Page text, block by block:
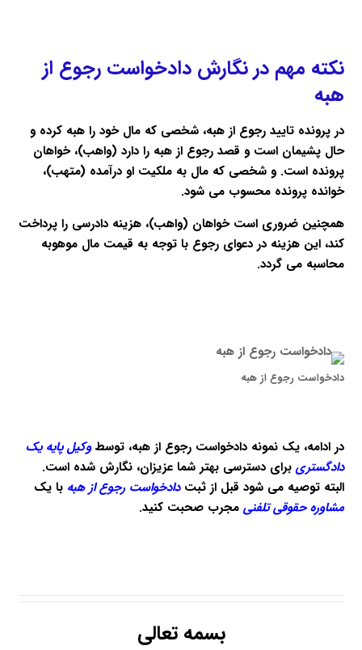
نکته مهم در نگارش دادخواست رجوع از
هبه
در پرونده تایید رجوع از هبه، شخصی که مال خود را هبه کرده و
حال پشیمان است و قصد رجوع از هبه را دارد (واهب)، خواهان
پرونده است. و شخصی که مال به ملکیت او درآمده (متهب)،
خوانده پرونده محسوب می شود.
همچنین ضروری است خواهان (واهب)، هزینه دادرسی را پرداخت
کند، این هزینه در دعوای رجوع با توجه به قیمت مال موهوبه
محاسبه می گردد.
دادخواست رجوع از هبه
در ادامه، یک نمونه دادخواست رجوع از هبه، توسطوکیل پایه یک
دادگستریبرای دسترسی بهتر شما عزیزان، نگارش شده است.
البته توصیه می شود قبل از ثبتدادخواست رجوع از هبه با یک
مشاوره حقوقی تلفنی مجرب صحبت کنید.
بسمه تعالی